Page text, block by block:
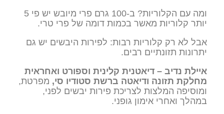
ומה עם הקלוריות? ב-100 גרם פרי מיובש יש פי 5
יותר קלוריות מאשר בכמות דומה של פרי טרי.
אבל לא רק קלוריות רבות: לפירות היבשים יש גם
יתרונות תזונתיים רבים.
איילת נדיב – דיאטנית קלינית וספורט ואחראית
מחלקת תזונה ודיאטה ברשת סטודיו סי, מפרטת,
ומוסיפה המלצות לצריכת פירות יבשים לפני,
במהלך ואחרי אימון גופני.